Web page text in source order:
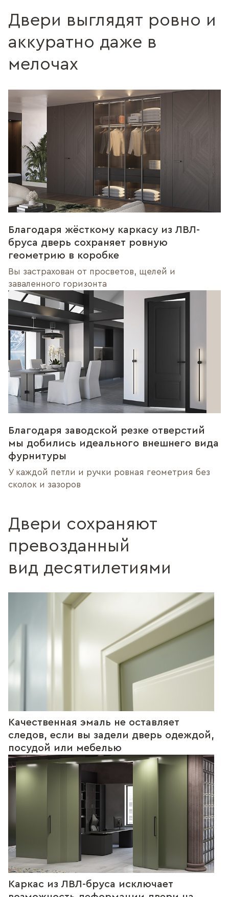
Двери выглядят ровно и
аккуратно даже в
мелочах
Благодаря жёсткому каркасу из ЛВЛ-
бруса дверь сохраняет ровную
геометрию в коробке
Вы застрахован от просветов, щелей и
заваленного горизонта
Благодаря заводской резке отверстий
мы добились идеального внешнего вида
фурнитуры
У каждой петли и ручки ровная геометрия без
сколок и зазоров
Двери сохраняют
превозданный
вид десятилетиями
Качественная эмаль не оставляет
следов, если вы задели дверь одеждой,
посудой или мебелью
Каркас из ЛВЛ-бруса исключает